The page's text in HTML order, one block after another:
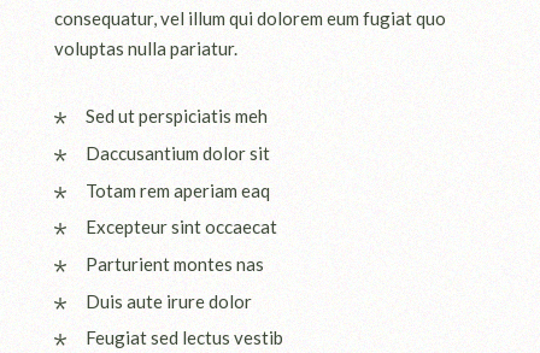
consequatur, vel illum qui dolorem eum fugiat quo
voluptas nulla pariatur.
Sed ut perspiciatis meh
Daccusantium dolor sit
Totam rem aperiam eaq
Excepteur sint occaecat
Parturient montes nas
Duis aute irure dolor
Feugiat sed lectus vestib